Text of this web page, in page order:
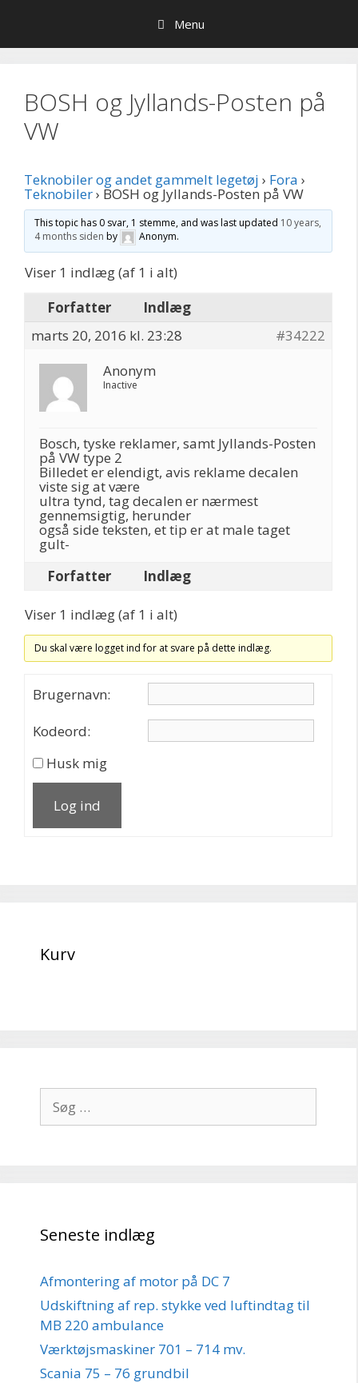
indhold
Menu
BOSH og Jyllands-Posten på
VW
Teknobiler og andet gammelt legetøj › Fora ›
Teknobiler› BOSH og Jyllands-Posten på VW
This topic has 0 svar, 1 stemme, and was last updated 10 years,
4 months siden by Anonym.
Viser 1 indlæg (af 1 i alt)
Forfatter
Indlæg
marts 20, 2016 kl. 23:28
#34222
Anonym
Inactive
Bosch, tyske reklamer, samt Jyllands-Posten
på VW type 2
Billedet er elendigt, avis reklame decalen
viste sig at være
ultra tynd, tag decalen er nærmest
gennemsigtig, herunder
også side teksten, et tip er at male taget
gult-
Forfatter
Indlæg
Viser 1 indlæg (af 1 i alt)
Du skal være logget ind for at svare på dette indlæg.
Brugernavn:
Kodeord:
Husk mig
Log ind
Kurv
efter:
Seneste indlæg
Afmontering af motor på DC 7
Udskiftning af rep. stykke ved luftindtag til
MB 220 ambulance
Værktøjsmaskiner 701 – 714 mv.
Scania 75 – 76 grundbil